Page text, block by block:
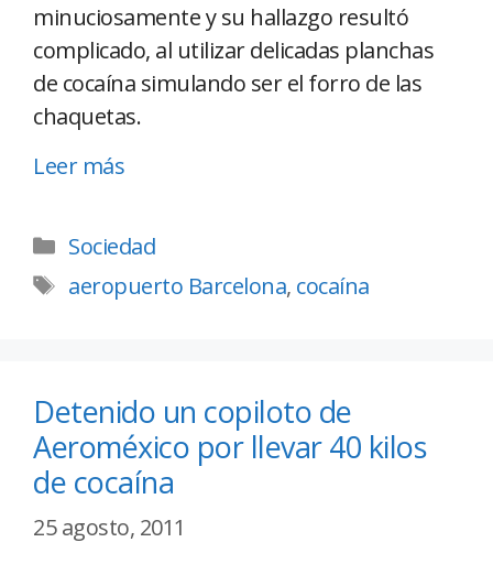
minuciosamente y su hallazgo resultó
complicado, al utilizar delicadas planchas
de cocaína simulando ser el forro de las
chaquetas.
Leer más
Sociedad
aeropuerto Barcelona, cocaína
Detenido un copiloto de
Aeroméxico por llevar 40 kilos
de cocaína
25 agosto, 2011